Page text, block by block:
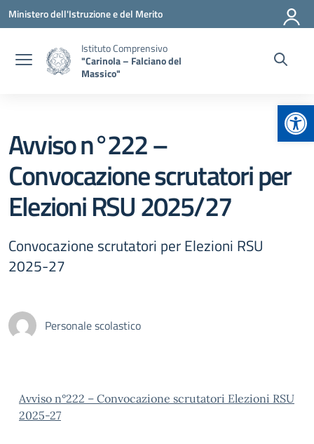
Vai ai contenuti
Vai al menu di navigazione
Vai al footer
Ministero dell'Istruzione e del Merito
Istituto Comprensivo
"Carinola – Falciano del
Massico"
Avviso n°222 –
Convocazione scrutatori per
Elezioni RSU 2025/27
Convocazione scrutatori per Elezioni RSU
2025-27
Personale scolastico
Avviso n°222 – Convocazione scrutatori Elezioni RSU
2025-27